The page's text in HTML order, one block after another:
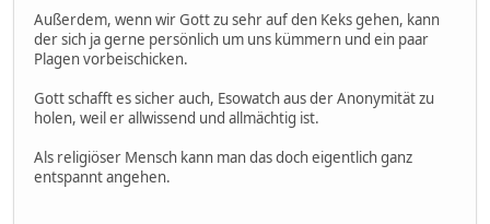
Außerdem, wenn wir Gott zu sehr auf den Keks gehen, kann
der sich ja gerne persönlich um uns kümmern und ein paar
Plagen vorbeischicken.
Gott schafft es sicher auch, Esowatch aus der Anonymität zu
holen, weil er allwissend und allmächtig ist.
Als religiöser Mensch kann man das doch eigentlich ganz
entspannt angehen.